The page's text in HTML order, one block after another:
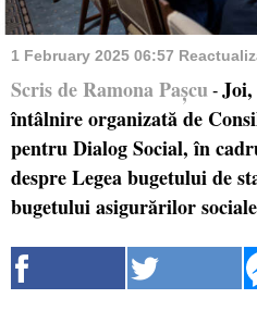
1 February 2025 06:57
Scris de Ramona Pașcu -
întâlnire organizată de
pentru Dialog Social, în
despre Legea bugetului de
bugetului asigurărilor